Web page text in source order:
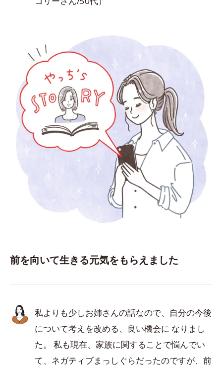
前を向いて生きる元気をもらえました
私よりも少しお姉さんの話なので、自分の今後
について考えを改める、良い機会に なりまし
た。 私も現在、家族に関することで悩んでい
て、ネガティブまっしぐらだったのですが、前